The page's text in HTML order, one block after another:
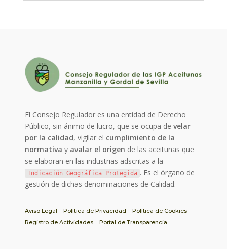
El Consejo Regulador es una entidad de Derecho
Público, sin ánimo de lucro, que se ocupa develar
por la calidad, vigilar el cumplimiento de la
normativa y avalar el origen de las aceitunas que
se elaboran en las industrias adscritas a la
Indicación Geográfica Protegida . Es el órgano de
gestión de dichas denominaciones de Calidad.
Aviso Legal Política de Privacidad
Política de Cookies
Registro de Actividades
Portal de Transparencia